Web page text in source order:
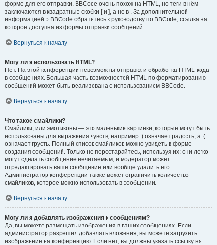
форме для его отправки. BBCode очень похож на HTML, но теги в нём
заключаются в квадратные скобки [ и ], а не в . За дополнительной
информацией о BBCode обратитесь к руководству по BBCode, ссылка на
которое доступна из формы отправки сообщений.
Вернуться к началу
Могу ли я использовать HTML?
Нет. На этой конференции невозможны отправка и обработка HTML-кода
в сообщениях. Большая часть возможностей HTML по форматированию
сообщений может быть реализована с использованием BBCode.
Вернуться к началу
Что такое смайлики?
Смайлики, или эмотиконы — это маленькие картинки, которые могут быть
использованы для выражения чувств, например :) означает радость, а :(
означает грусть. Полный список смайликов можно увидеть в форме
создания сообщений. Только не перестарайтесь, используя их: они легко
могут сделать сообщение нечитаемым, и модератор может
отредактировать ваше сообщение или вообще удалить его.
Администратор конференции также может ограничить количество
смайликов, которое можно использовать в сообщении.
Вернуться к началу
Могу ли я добавлять изображения к сообщениям?
Да, вы можете размещать изображения в ваших сообщениях. Если
администратор разрешил добавлять вложения, вы можете загрузить
изображение на конференцию. Если нет, вы должны указать ссылку на